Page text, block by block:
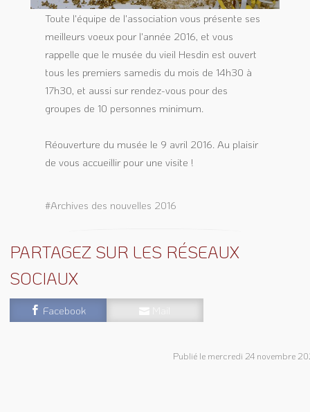
Toute l'équipe de l'association vous présente ses
meilleurs voeux pour l'année 2016, et vous
rappelle que le musée du vieil Hesdin est ouvert
tous les premiers samedis du mois de 14h30 à
17h30, et aussi sur rendez-vous pour des
groupes de 10 personnes minimum.
Réouverture du musée le 9 avril 2016. Au plaisir
de vous accueillir pour une visite !
#Archives des nouvelles 2016
PARTAGEZ SUR LES RÉSEAUX
SOCIAUX
Facebook Mail
Publié le mercredi 24 novembre